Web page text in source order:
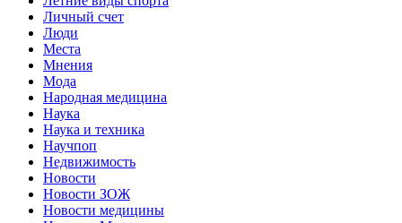
Личный счет
Люди
Места
Мнения
Мода
Народная медицина
Наука
Наука и техника
Научпоп
Недвижимость
Новости
Новости ЗОЖ
Новости медицины